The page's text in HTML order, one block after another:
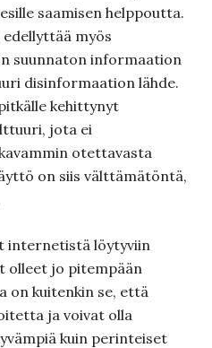
saamisen helppoutta.
myös
suunnaton informaation
disinformaation lähde.
kehittynyt
jota ei
otettavasta
on siis välttämätöntä,
internetistä löytyviin
olleet jo pitempään
on kuitenkin se, että
ja voivat olla
kuin perinteiset